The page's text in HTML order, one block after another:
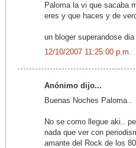
Paloma la vi que sacaba
eres y que haces y de
un bloger superandose dia
12/10/2007 11:25:00 p.m.
Anónimo dijo...
Buenas Noches Paloma..
No se como llegue aki..
nada que ver con
amante del Rock de los